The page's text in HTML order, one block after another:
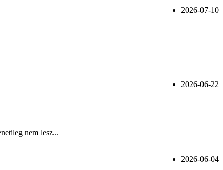
2026-07-10
2026-06-22
nem lesz...
2026-06-04